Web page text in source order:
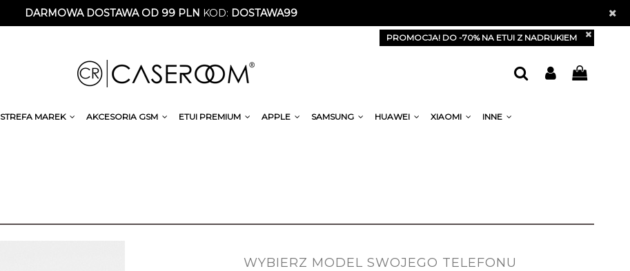
DARMOWA DOSTAWA OD 99 PLN KOD: DOSTAWA99
PROMOCJA! DO -70% NA ETUI Z NADRUKIEM
STREFA MAREK AKCESORIA GSM ETUI PREMIUM APPLE SAMSUNG HUAWEI XIAOMI INNE
WYBIERZ MODEL SWOJEGO TELEFONU